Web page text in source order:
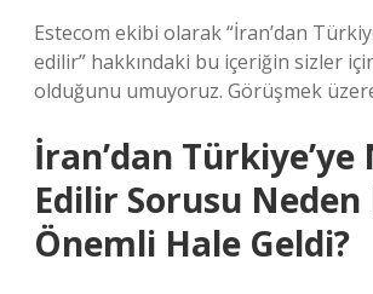
Estecom ekibi olarak “İran’dan
edilir” hakkındaki bu içeriğin sizler
olduğunu umuyoruz. Görüşmek
İran’dan
Edilir Sorusu Neden
Önemli Hale Geldi?